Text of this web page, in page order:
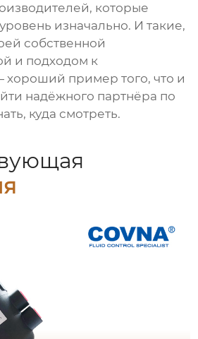
которые
изначально. И такие,
собственной
и подходом к
хороший пример того, что и
надёжного партнёра по
куда смотреть.